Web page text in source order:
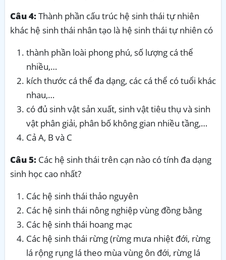
Câu 4:Thành phần cấu trúc hệ sinh thái tự nhiên
khác hệ sinh thái nhân tạo là hệ sinh thái tự nhiên có
thành phần loài phong phú, số lượng cá thể
nhiều,…
kích thước cá thể đa dạng, các cá thể có tuổi khác
nhau,…
có đủ sinh vật sản xuất, sinh vật tiêu thụ và sinh
vật phân giải, phân bố không gian nhiều tầng,…
Cả A, B và C
Câu 5: Các hệ sinh thái trên cạn nào có tính đa dạng
sinh học cao nhất?
Các hệ sinh thái thảo nguyên
Các hệ sinh thái nông nghiệp vùng đồng bằng
Các hệ sinh thái hoang mạc
Các hệ sinh thái rừng (rừng mưa nhiệt đới, rừng
lá rộng rụng lá theo mùa vùng ôn đới, rừng lá